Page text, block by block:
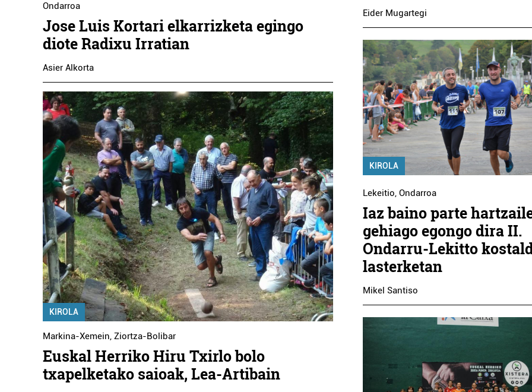
Ondarroa
Jose Luis Kortari elkarrizketa egingo
diote Radixu Irratian
Asier Alkorta
KIROLA
Markina-Xemein, Ziortza-Bolibar
Euskal Herriko Hiru Txirlo bolo
txapelketako saioak, Lea-Artibain
Eider Mugartegi
KIROLA
Lekeitio,Ondarroa
Iaz baino parte
gehiago egongo dira II.
Ondarru-Lekitto
lasterketan
Mikel Santiso